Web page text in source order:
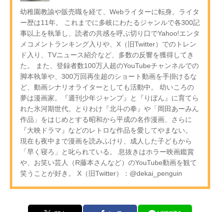
幼稚園教諭や販売職を経て、Webライターに転身。ライタ
ー歴は11年。 これまでに多岐にわたるジャンルで各300記
事以上を執筆し、読者の共感を呼ぶ切り口でYahoo!エンタ
メコメントランキング入りや、X（旧Twitter）でのトレン
ド入り、TVニュース紹介など、多数の反響を獲得してき
た。 また、登録者数100万人超のYouTubeチャンネルでの
脚本執筆や、300万回再生超のショート動画を手掛けるな
ど、動画シナリオライターとしても活動中。 幼いころの
夢は漫画家。『週刊少年ジャンプ』と『りぼん』に育てら
れた氷河期世代。とりわけ『北斗の拳』や「岡田あーみん
作品」をはじめとする昭和から平成の名作漫画、さらに
『大映ドラマ』などのレトロな作品を愛してやまない。
現在も夜中まで漫画を読みふけり、成人した子どもから
「早く寝ろ」と叱られている。 息抜きはホラー映画鑑賞
や、お笑い芸人（R藤本さんなど）のYouTube動画を観て
笑うことが好き。 X（旧Twitter）：@dekai_penguin